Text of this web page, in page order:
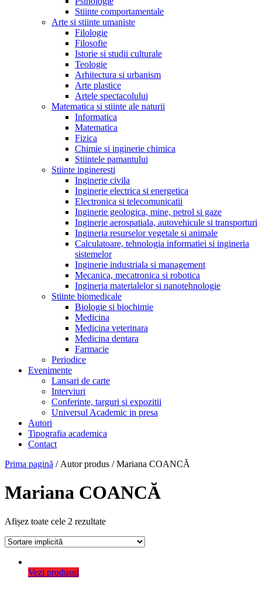
Stiinte comportamentale
Arte si stiinte umaniste
Filologie
Filosofie
Istorie si studii culturale
Teologie
Arhitectura si urbanism
Arte plastice
Artele spectacolului
Matematica si stiinte ale naturii
Informatica
Matematica
Fizica
Chimie si inginerie chimica
Stiintele pamantului
Stiinte ingineresti
Inginerie civila
Inginerie electrica si energetica
Electronica si telecomunicatii
Inginerie geologica, mine, petrol si gaze
Inginerie aerospatiala, autovehicule si transporturi
Ingineria resurselor vegetale si animale
Calculatoare, tehnologia informatiei si ingineria
sistemelor
Inginerie industriala si management
Mecanica, mecatronica si robotica
Ingineria materialelor si nanotehnologie
Stiinte biomedicale
Biologie si biochimie
Medicina
Medicina veterinara
Medicina dentara
Farmacie
Periodice
Evenimente
Lansari de carte
Interviuri
Conferinte, targuri si expozitii
Universul Academic in presa
Autori
Tipografia academica
Contact
Prima pagină / Autor produs / Mariana COANCĂ
Mariana COANCĂ
Afișez toate cele 2 rezultate
Vezi produsul